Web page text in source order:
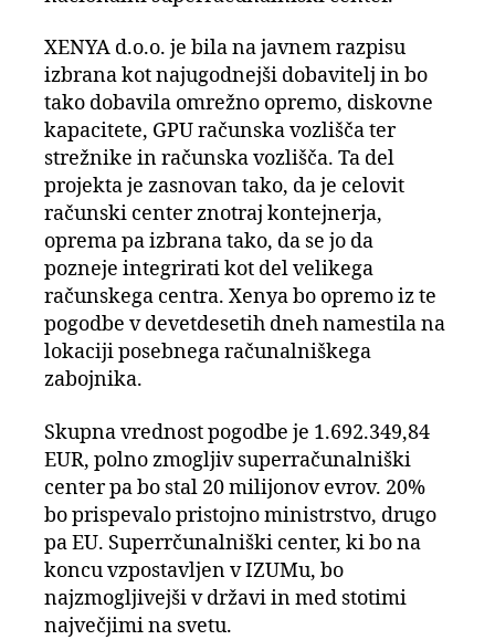
XENYA d.o.o. je bila na javnem razpisu
izbrana kot najugodnejši dobavitelj in bo
tako dobavila omrežno opremo, diskovne
kapacitete, GPU računska vozlišča ter
strežnike in računska vozlišča. Ta del
projekta je zasnovan tako, da je celovit
računski center znotraj kontejnerja,
oprema pa izbrana tako, da se jo da
pozneje integrirati kot del velikega
računskega centra. Xenya bo opremo iz te
pogodbe v devetdesetih dneh namestila na
lokaciji posebnega računalniškega
zabojnika.
Skupna vrednost pogodbe je 1.692.349,84
EUR, polno zmogljiv superračunalniški
center pa bo stal 20 milijonov evrov. 20%
bo prispevalo pristojno ministrstvo, drugo
pa EU. Superrčunalniški center, ki bo na
koncu vzpostavljen v IZUMu, bo
najzmogljivejši v državi in med stotimi
največjimi na svetu.